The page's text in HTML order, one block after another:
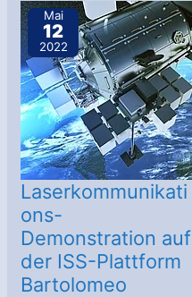
Weltspitze
an
Genauigkeit
Mai
12
2022
Laserkommunikati
ons-
Demonstration auf
der ISS-Plattform
Bartolomeo